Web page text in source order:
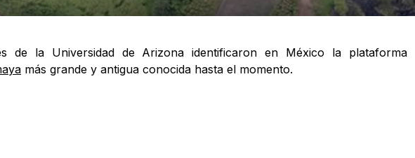
de la Universidad de Arizona identificaron en México la plataforma
más grande y antigua conocida hasta el momento.